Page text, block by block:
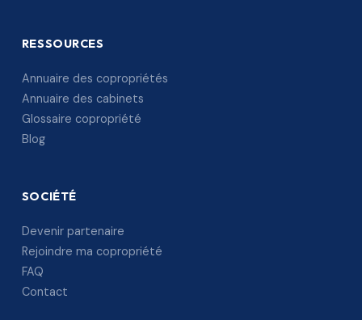
RESSOURCES
Annuaire des copropriétés
Annuaire des cabinets
Glossaire copropriété
Blog
SOCIÉTÉ
Devenir partenaire
Rejoindre ma copropriété
FAQ
Contact